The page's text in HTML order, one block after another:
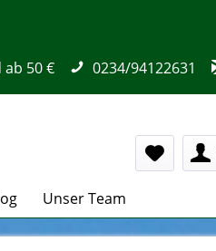
50 € 0234/94122631
Unser Team